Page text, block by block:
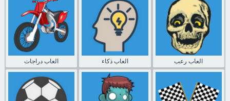
العاب دراجات العاب ذكاء العاب رعب